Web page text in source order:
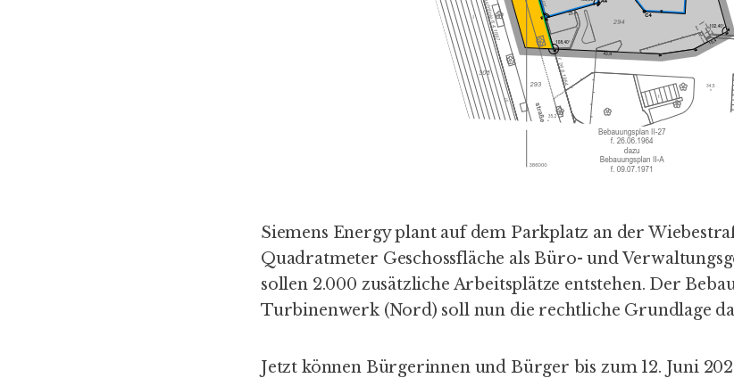
Siemens Energy plant auf dem Parkplatz an der
Quadratmeter Geschossfläche als Büro- und
sollen 2.000 zusätzliche Arbeitsplätze entstehen. Der
Turbinenwerk (Nord) soll nun die rechtliche Grundlage
Jetzt können Bürgerinnen und Bürger bis zum 12. Juni